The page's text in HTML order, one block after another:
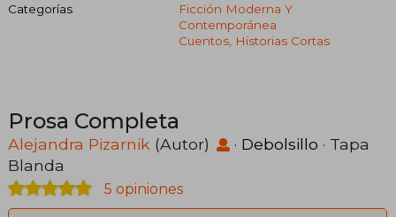
Categorías
Ficción Moderna Y
Contemporánea
Cuentos, Historias Cortas
Prosa Completa
Alejandra Pizarnik (Autor) · Debolsillo · Tapa
Blanda
5 opiniones